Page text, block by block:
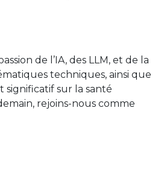
de l’IA, des LLM, et de la
techniques, ainsi que
significatif sur la santé
rejoins-nous comme